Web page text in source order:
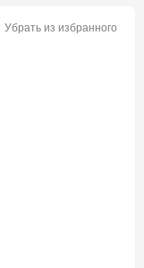
Убрать из избранного